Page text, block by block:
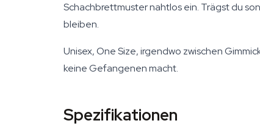
Schachbrettmuster nahtlos ein. Trägst du
bleiben.
Unisex, One Size, irgendwo zwischen
keine Gefangenen macht.
Spezifikationen